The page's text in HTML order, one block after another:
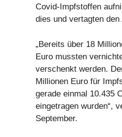
Covid-Impfstoffen
dies und vertagten den
„Bereits über 18
Euro mussten
verschenkt werden.
Millionen Euro für
gerade einmal 10.435
eingetragen wurden“,
September.